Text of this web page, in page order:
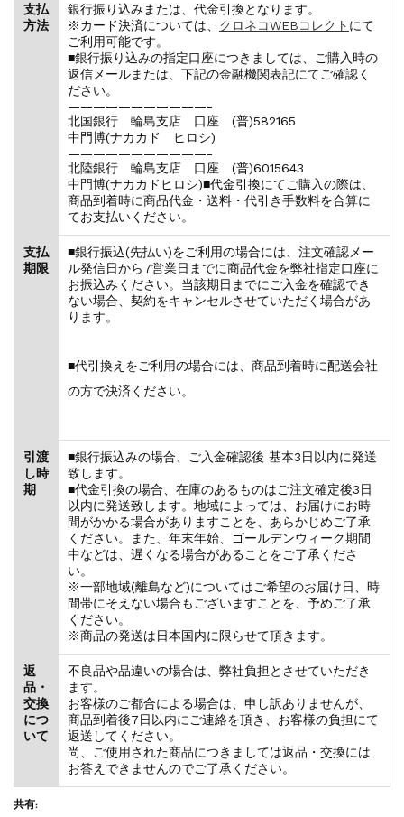
支払
方法
銀行振り込みまたは、代金引換となります。
※カード決済については、 クロネコWEBコレクト にて
ご利用可能です。
■銀行振り込みの指定口座につきましては、ご購入時の
返信メールまたは、下記の金融機関表記にてご確認く
ださい。
———————————-
北国銀行 輪島支店 口座 (普)582165
中門博(ナカカド ヒロシ)
———————————-
北陸銀行 輪島支店 口座 (普)6015643
中門博(ナカカドヒロシ)■代金引換にてご購入の際は、
商品到着時に商品代金・送料・代引き手数料を合算に
てお支払いください。
支払
期限
■銀行振込(先払い)をご利用の場合には、注文確認メー
ル発信日から7営業日までに商品代金を弊社指定口座に
お振込みください。当該期日までにご入金を確認でき
ない場合、契約をキャンセルさせていただく場合があ
ります。
■代引換えをご利用の場合には、商品到着時に配送会社
の方で決済ください。
引渡
し時
期
■銀行振込みの場合、ご入金確認後 基本3日以内に発送
致します。
■代金引換の場合、在庫のあるものはご注文確定後3日
以内に発送致します。地域によっては、お届けにお時
間がかかる場合がありますことを、あらかじめご了承
ください。また、年末年始、ゴールデンウィーク期間
中などは、遅くなる場合があることをご了承くださ
い。
※一部地域(離島など)についてはご希望のお届け日、時
間帯にそえない場合もございますことを、予めご了承
ください。
※商品の発送は日本国内に限らせて頂きます。
返
品・
交換
につ
いて
不良品や品違いの場合は、弊社負担とさせていただき
ます。
お客様のご都合による場合は、申し訳ありませんが、
商品到着後7日以内にご連絡を頂き、お客様の負担にて
返送してください。
尚、ご使用された商品につきましては返品・交換には
お答えできませんのでご了承ください。
共有: